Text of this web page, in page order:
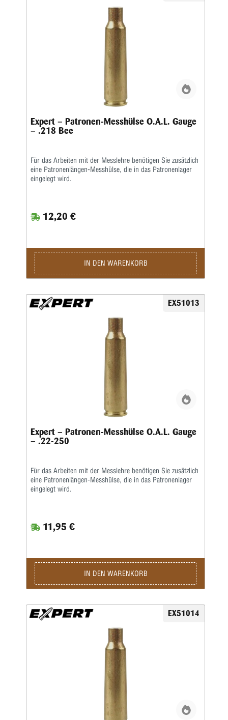
Expert – Patronen-Messhülse O.A.L. Gauge
– .218 Bee
Für das Arbeiten mit der Messlehre benötigen Sie zusätzlich
eine Patronenlängen-Messhülse, die in das Patronenlager
eingelegt wird.
12,20 €
IN DEN WARENKORB
EX51013
Expert – Patronen-Messhülse O.A.L. Gauge
– .22-250
Für das Arbeiten mit der Messlehre benötigen Sie zusätzlich
eine Patronenlängen-Messhülse, die in das Patronenlager
eingelegt wird.
11,95 €
IN DEN WARENKORB
EX51014